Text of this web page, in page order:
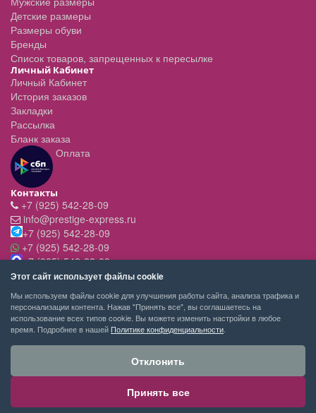
Детские размеры
Размеры обуви
Бренды
Список товаров, запрещенных к пересылке
Личный Кабинет
Личный Кабинет
История заказов
Закладки
Рассылка
Бланк заказа
Оплата
Контакты
+7 (925) 542-28-09
info@prestige-express.ru
+7 (925) 542-28-09
+7 (925) 542-28-09
+7 (925) 542-28-09
Режим работы:
- вт-пт с 11:00 до 20:00
- сб - c 11.00 до 19.00
- вск,пн - выходной
PRESTIGE-EXPRESS сервис покупок © 2026
Этот сайт использует файлы cookie
Мы используем файлы cookie для улучшения работы сайта, анализа трафика и
персонализации контента. Нажав "Принять все", вы соглашаетесь на
использование всех типов cookie. Вы можете изменить настройки в любое
время. Подробнее в нашей Политике конфиденциальности
Отклонить
Принять все